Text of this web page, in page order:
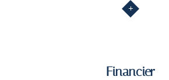
Financier